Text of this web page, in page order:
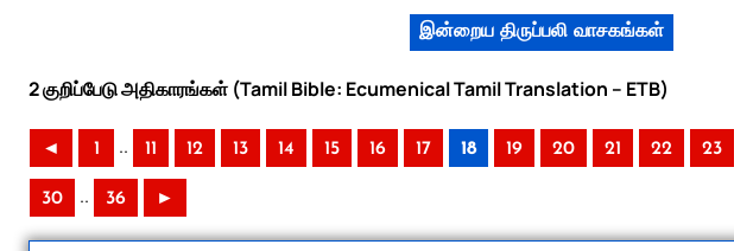
இன்றைய திருப்பலி வாசகங்கள்
2 குறிப்பேடு அதிகாரங்கள் (Tamil Bible: Ecumenical Tamil Translation – ETB)
◄ 1 .. 11 12 13 14 15 16 17 18 19 20 21 22 23
30 .. 36 ►